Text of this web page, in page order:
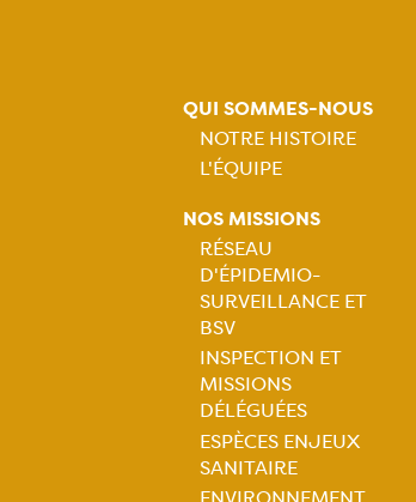
QUI SOMMES-NOUS
Navigation
principale
NOTRE HISTOIRE
L'ÉQUIPE
NOS MISSIONS
Navigation
principale
RÉSEAU
D'ÉPIDEMIO-
SURVEILLANCE ET
BSV
INSPECTION ET
MISSIONS
DÉLÉGUÉES
ESPÈCES ENJEUX
SANITAIRE